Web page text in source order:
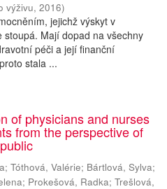
výživu, 2016)
jejichž výskyt v
Mají dopad na všechny
péči a její finanční
stala ...
of physicians and nurses
from the perspective of
; Tóthová, Valérie; Bártlová, Sylva;
; Prokešová, Radka; Trešlová,